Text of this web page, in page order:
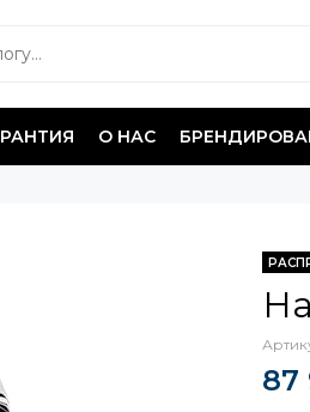
О НАС
87